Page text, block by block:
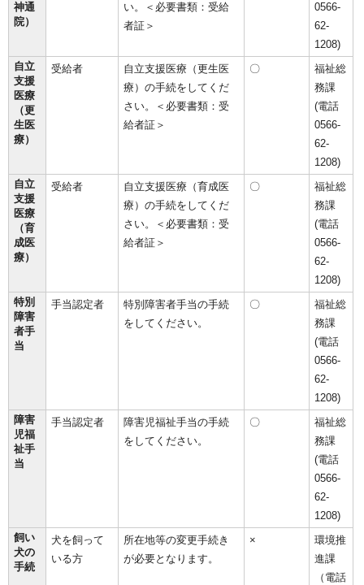
神通
院）
い。＜必要書類：受給
者証＞
0566-
62-
1208)
自立
支援
医療
（更
生医
療）
受給者
自立支援医療（更生医
療）の手続をしてくだ
さい。＜必要書類：受
給者証＞
〇
福祉総
務課
(電話
0566-
62-
1208)
自立
支援
医療
（育
成医
療）
受給者
自立支援医療（育成医
療）の手続をしてくだ
さい。＜必要書類：受
給者証＞
〇
福祉総
務課
(電話
0566-
62-
1208)
特別
障害
者手
当
手当認定者
特別障害者手当の手続
をしてください。
〇
福祉総
務課
(電話
0566-
62-
1208)
障害
児福
祉手
当
手当認定者
障害児福祉手当の手続
をしてください。
〇
福祉総
務課
(電話
0566-
62-
1208)
飼い
犬の
手続
犬を飼って
いる方
所在地等の変更手続き
が必要となります。
×
環境推
進課
（電話